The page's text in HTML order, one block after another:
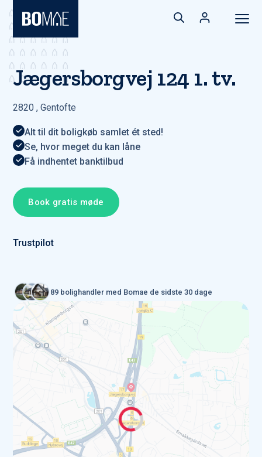
Jægersborgvej 124 1. tv.
2820 ,Gentofte
Alt til dit boligkøb samlet ét sted!
Se, hvor meget du kan låne
Få indhentet banktilbud
Book gratis møde
Trustpilot
89 bolighandler med Bomae de sidste 30 dage